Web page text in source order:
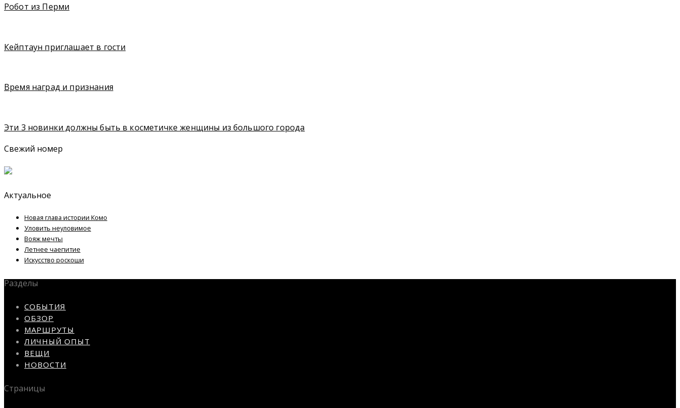
Робот из Перми
Кейптаун приглашает в гости
Время наград и признания
Эти 3 новинки должны быть в косметичке женщины из большого города
Свежий номер
Актуальное
Новая глава истории Комо
Уловить неуловимое
Вояж мечты
Летнее чаепитие
Искусство роскоши
Разделы
СОБЫТИЯ
ОБЗОР
МАРШРУТЫ
ЛИЧНЫЙ ОПЫТ
ВЕЩИ
НОВОСТИ
Страницы